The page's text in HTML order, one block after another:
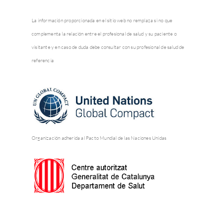
La información proporcionada en el sitio web no remplaza si no que
complementa la relación entre el profesional de salud y su paciente o
visitante y en caso de duda debe consultar con su profesional de salud de
referencia
Organización adherida al Pacto Mundial de las Naciones Unidas